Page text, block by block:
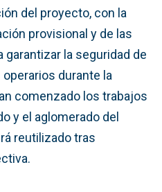
del proyecto, con la
provisional y de las
la seguridad de
durante la
comenzado los trabajos
y el aglomerado del
reutilizado tras